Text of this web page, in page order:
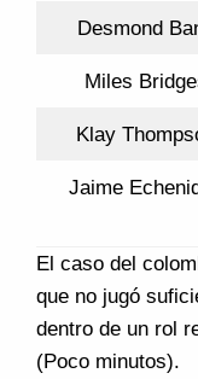
Desmond
Miles
Klay
Jaime
El caso del
que no jugó
dentro de un rol
(Poco minutos).